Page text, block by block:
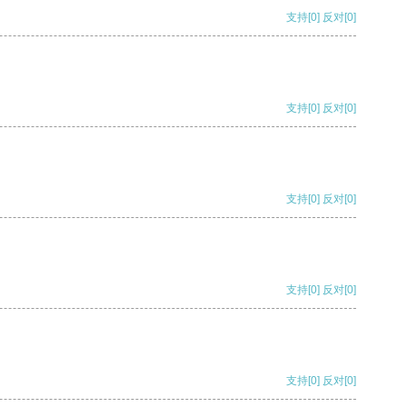
支持[0] 反对[0]
支持[0] 反对[0]
支持[0] 反对[0]
支持[0] 反对[0]
支持[0] 反对[0]